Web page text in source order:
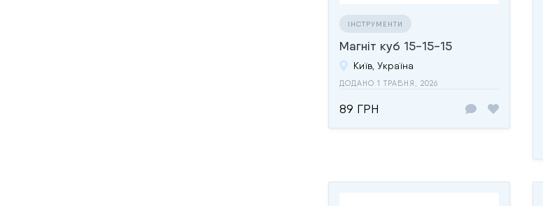
ІНСТРУМЕНТИ
Магніт куб 15-15-15
Київ, Україна
ДОДАНО 1 ТРАВНЯ, 2026
89 ГРН